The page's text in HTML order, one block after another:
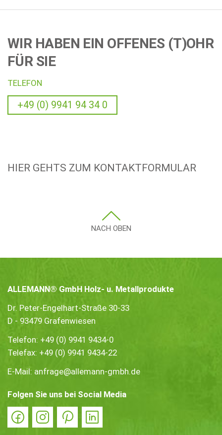
WIR HABEN EIN OFFENES (T)OHR
FÜR SIE
TELEFON
+49 (0) 9941 94 34 0
HIER GEHTS ZUM KONTAKTFORMULAR
NACH OBEN
ALLEMANN® GmbH Holz- u. Metallprodukte
Dr. Peter-Engelhart-Straße 30-33
D - 93479 Grafenwiesen
Telefon: +49 (0) 9941 9434-0
Telefax: +49 (0) 9941 9434-22
E-Mail: anfrage@allemann-gmbh.de
Folgen Sie uns bei Social Media